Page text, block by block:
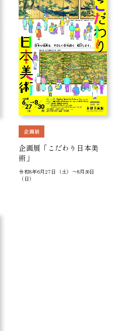
企画展
企画展「こだわり日本美
術」
令和8年6月27日（土）～8月30日
（日）